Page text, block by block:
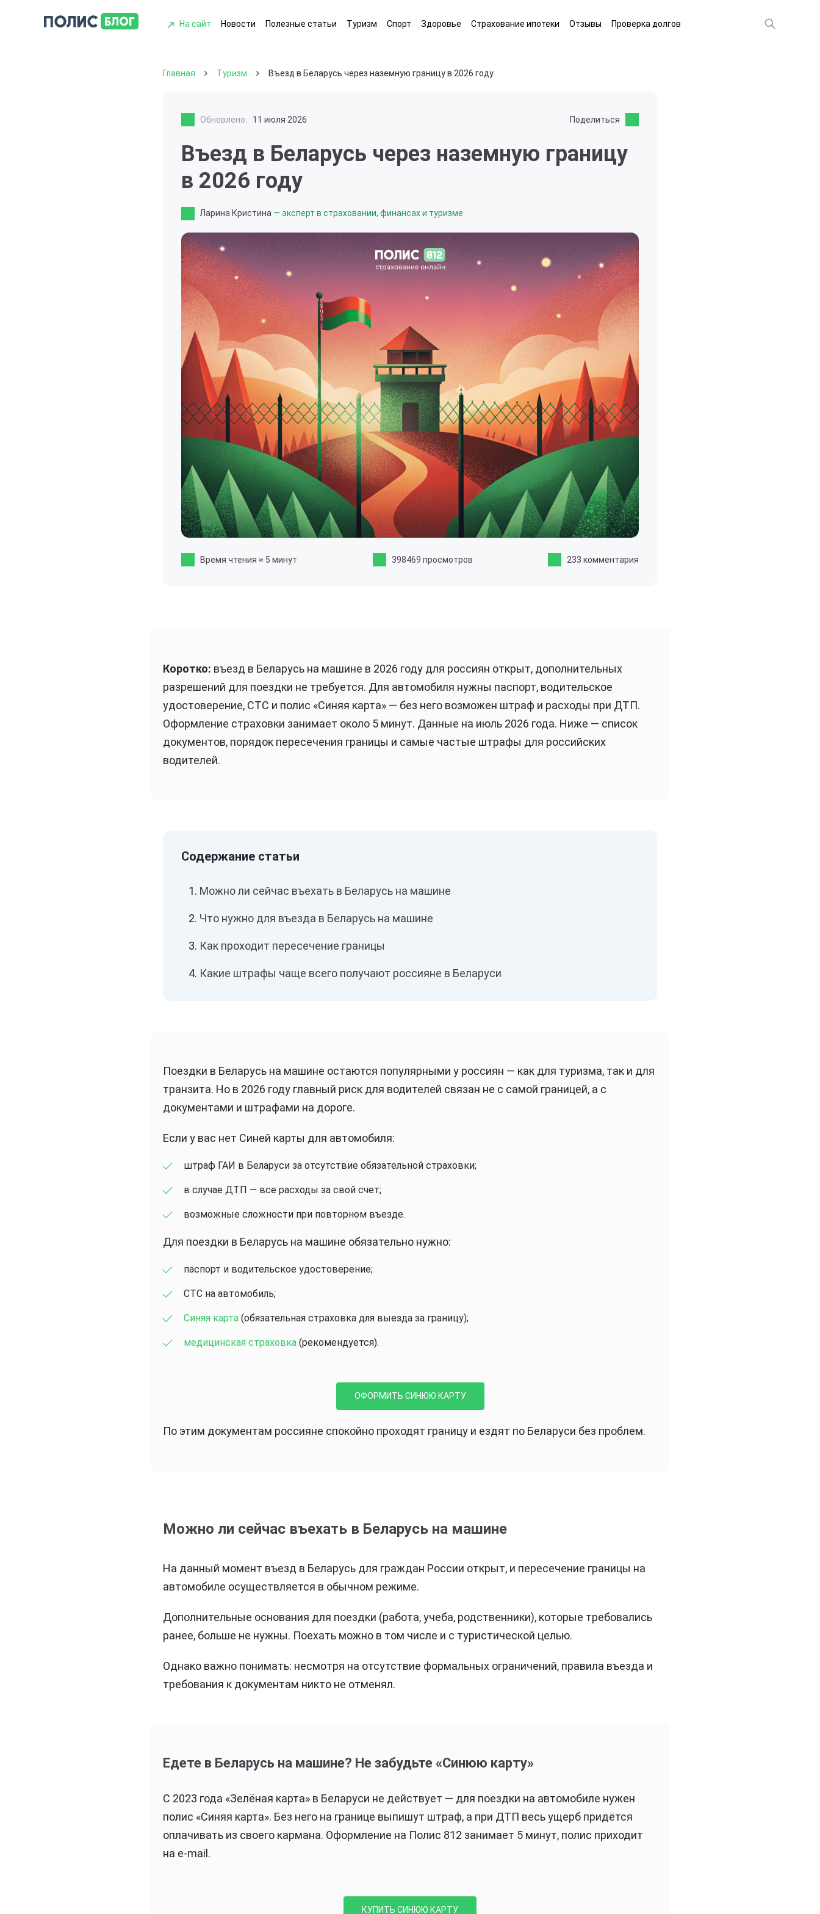
На сайт Новости Полезные статьи Туризм Спорт Здоровье Страхование ипотеки Отзывы Проверка долгов
Главная Туризм Въезд в Беларусь через наземную границу в 2026 году
Обновлено: 11 июля 2026 Поделиться
Въезд в Беларусь через наземную границу
в 2026 году
Ларина Кристина — эксперт в страховании, финансах и туризме
Время чтения ≈ 5 минут 398469 просмотров 233 комментария
Коротко: въезд в Беларусь на машине в 2026 году для россиян открыт, дополнительных
разрешений для поездки не требуется. Для автомобиля нужны паспорт, водительское
удостоверение, СТС и полис «Синяя карта» — без него возможен штраф и расходы при ДТП.
Оформление страховки занимает около 5 минут. Данные на июль 2026 года. Ниже — список
документов, порядок пересечения границы и самые частые штрафы для российских
водителей.
Можно ли сейчас въехать в Беларусь на машине
Что нужно для въезда в Беларусь на машине
Как проходит пересечение границы
Какие штрафы чаще всего получают россияне в Беларуси
Поездки в Беларусь на машине остаются популярными у россиян — как для туризма, так и для
транзита. Но в 2026 году главный риск для водителей связан не с самой границей, а с
документами и штрафами на дороге.
Если у вас нет Синей карты для автомобиля:
штраф ГАИ в Беларуси за отсутствие обязательной страховки;
в случае ДТП — все расходы за свой счет;
возможные сложности при повторном въезде.
Для поездки в Беларусь на машине обязательно нужно:
паспорт и водительское удостоверение;
СТС на автомобиль;
Синяя карта (обязательная страховка для выезда за границу);
медицинская страховка (рекомендуется).
ОФОРМИТЬ СИНЮЮ КАРТУ
По этим документам россияне спокойно проходят границу и ездят по Беларуси без проблем.
Можно ли сейчас въехать в Беларусь на машине
На данный момент въезд в Беларусь для граждан России открыт, и пересечение границы на
автомобиле осуществляется в обычном режиме.
Дополнительные основания для поездки (работа, учеба, родственники), которые требовались
ранее, больше не нужны. Поехать можно в том числе и с туристической целью.
Однако важно понимать: несмотря на отсутствие формальных ограничений, правила въезда и
требования к документам никто не отменял.
Едете в Беларусь на машине? Не забудьте «Синюю карту»
С 2023 года «Зелёная карта» в Беларуси не действует — для поездки на автомобиле нужен
полис «Синяя карта». Без него на границе выпишут штраф, а при ДТП весь ущерб придётся
оплачивать из своего кармана. Оформление на Полис 812 занимает 5 минут, полис приходит
на e-mail.
КУПИТЬ СИНЮЮ КАРТУ